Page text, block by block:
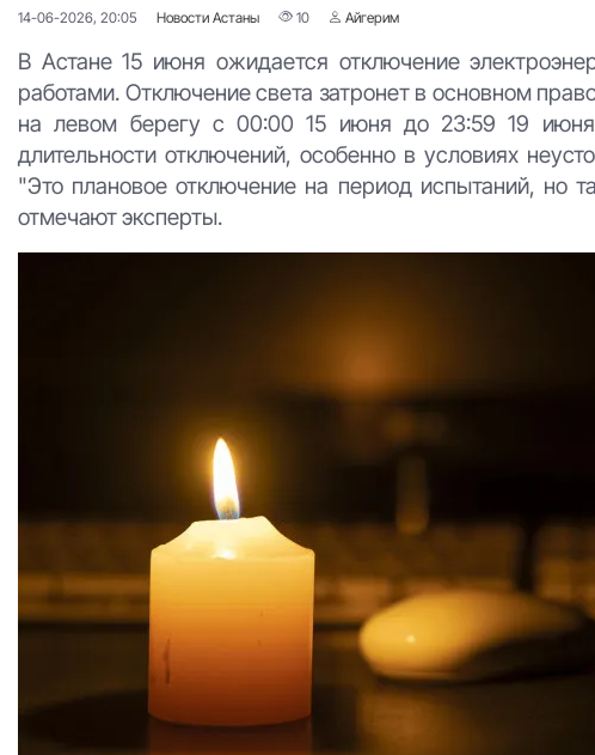
14-06-2026, 20:05 Новости Астаны 10 Айгерим
В Астане 15 июня ожидается отключение
работами. Отключение света затронет в основном
на левом берегу с 00:00 15 июня до 23:59 19
длительности отключений, особенно в условиях
"Это плановое отключение на период испытаний, но
отмечают эксперты.